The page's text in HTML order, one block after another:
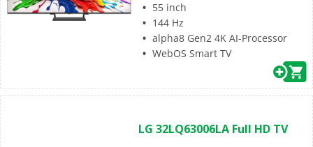
55 inch
144 Hz
alpha8 Gen2 4K AI-Processor
WebOS Smart TV
van
LG 32LQ63006LA Full HD TV